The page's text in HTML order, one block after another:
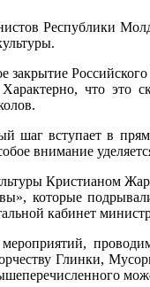
Республики
закрытие
что это
шаг вступает в
внимание
Кристианом
которые
кабинет
Глинки,